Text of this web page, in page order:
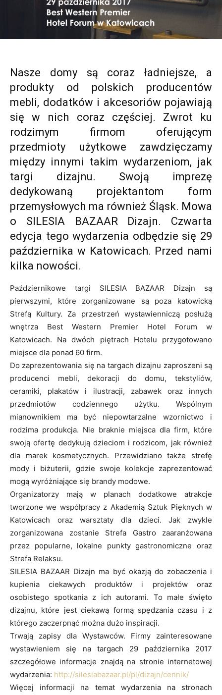
Nasze domy są coraz ładniejsze, a
produkty od polskich producentów
mebli, dodatków i akcesoriów pojawiają
się w nich coraz częściej. Zwrot ku
rodzimym firmom oferującym
przedmioty użytkowe zawdzięczamy
między innymi takim wydarzeniom, jak
targi dizajnu. Swoją imprezę
dedykowaną projektantom form
przemysłowych ma również Śląsk. Mowa
o SILESIA BAZAAR Dizajn. Czwarta
edycja tego wydarzenia odbędzie się 29
października w Katowicach. Przed nami
kilka nowości.
Październikowe targi SILESIA BAZAAR Dizajn są
pierwszymi, które zorganizowane są poza katowicką
Strefą Kultury. Za przestrzeń wystawienniczą posłużą
wnętrza Best Western Premier Hotel Forum w
Katowicach. Na dwóch piętrach Hotelu przygotowano
miejsce dla ponad 60 firm.
Do zaprezentowania się na targach dizajnu zaproszeni są
producenci mebli, dekoracji do domu, tekstyliów,
ceramiki, plakatów i ilustracji, zabawek oraz innych
przedmiotów codziennego użytku. Wspólnym
mianownikiem ma być niepowtarzalne wzornictwo i
rodzima produkcja. Nie braknie miejsca dla firm, które
swoją ofertę dedykują dzieciom i rodzicom, jak również
dla marek kosmetycznych. Przewidziano także strefę
mody i biżuterii, gdzie swoje kolekcje zaprezentować
mogą wyróżniające się brandy modowe.
Organizatorzy mają w planach dodatkowe atrakcje
tworzone we współpracy z Akademią Sztuk Pięknych w
Katowicach oraz warsztaty dla dzieci. Jak zwykle
zorganizowana zostanie Strefa Gastro zaaranżowana
przez popularne, lokalne punkty gastronomiczne oraz
Strefa Relaksu.
SILESIA BAZAAR Dizajn ma być okazją do zobaczenia i
kupienia ciekawych produktów i projektów oraz
osobistego spotkania z ich autorami. To małe święto
dizajnu, które jest ciekawą formą spędzania czasu i z
którego zaczerpnąć można dużo inspiracji.
Trwają zapisy dla Wystawców. Firmy zainteresowane
wystawieniem się na targach 29 października 2017
szczegółowe informacje znajdą na stronie internetowej
wydarzenia: http://silesiabazaar.pl/pl/dizajn/cennik/
Więcej informacji na temat wydarzenia na stronach